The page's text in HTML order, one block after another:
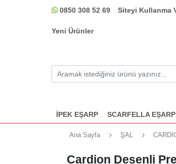
0850 308 52 69 Siteyi Kullanma
Yeni Ürünler
İPEK EŞARP SCARFELLA EŞARP
Ana Sayfa ŞAL
Cardion Desenli